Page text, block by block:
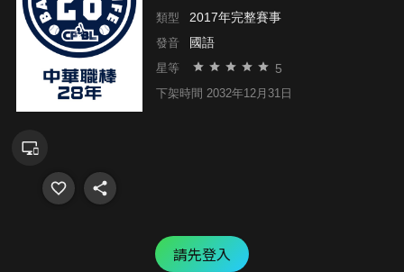
類型 2017年完整賽事
發音 國語
星等 5
下架時間 2032年12月31日
請先登入